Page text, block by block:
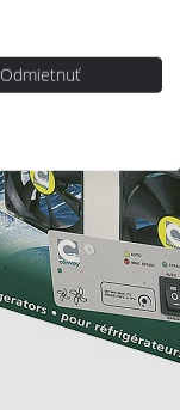
Odmietnuť